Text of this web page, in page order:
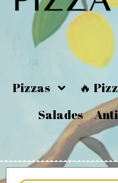
Pizzas 🔥
Salades